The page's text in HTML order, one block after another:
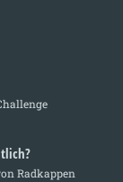
Radkappen